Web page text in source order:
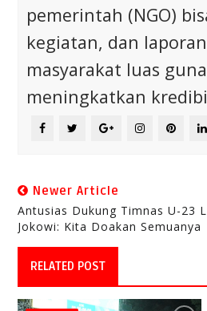
pemerintah (NGO)
kegiatan, dan
masyarakat luas
meningkatkan
Newer Article
Antusias Dukung Timnas U-23
Jokowi: Kita Doakan Semuanya
RELATED POST